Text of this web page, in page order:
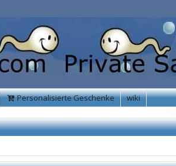
Personalisierte Geschenke wiki